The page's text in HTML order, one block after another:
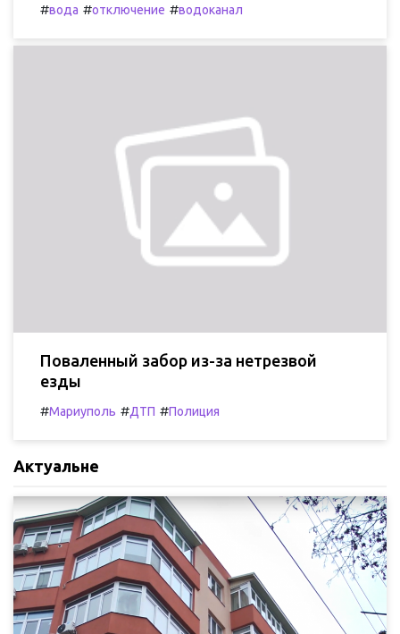
#вода #отключение #водоканал
Поваленный забор из-за нетрезвой
езды
#Мариуполь #ДТП #Полиция
Актуальне